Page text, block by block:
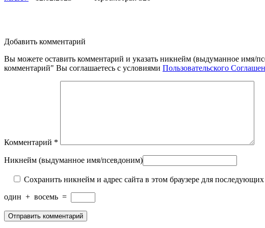
Добавить комментарий
Вы можете оставить комментарий и указать никнейм (выдуманное имя/
комментарий" Вы соглашаетесь с условиями Пользовательского
Комментарий *
Никнейм (выдуманное имя/псевдоним)
Сохранить никнейм и адрес сайта в этом браузере для
один + восемь =